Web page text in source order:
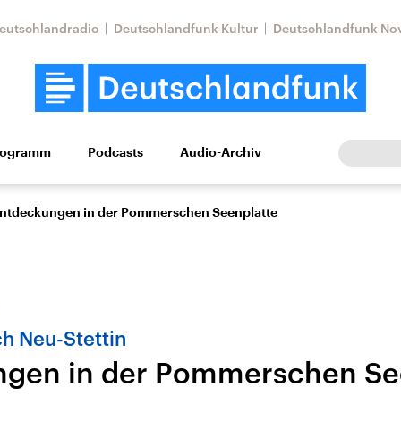
Deutschlandfunk Kultur Deutschlandfunk
Wissen Kultur Europa
Beiträge,
Nahostkonflikt
Iran
Podcasts Audio-Archiv
in der Pommerschen Seenplatte
Neu-Stettin
in der Pommerschen